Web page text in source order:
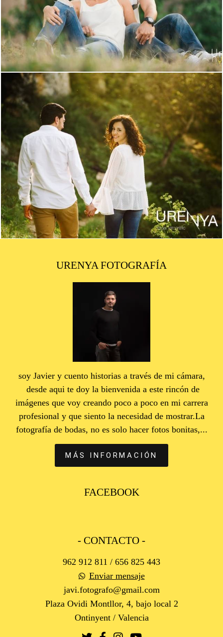
0
2264
URENYA FOTOGRAFÍA
soy Javier y cuento historias a través de mi cámara,
desde aqui te doy la bienvenida a este rincón de
imágenes que voy creando poco a poco en mi carrera
profesional y que siento la necesidad de mostrar.La
fotografía de bodas, no es solo hacer fotos bonitas,...
MÁS INFORMACIÓN
FACEBOOK
- CONTACTO -
962 912 811 / 656 825 443
Enviar mensaje
javi.fotografo@gmail.com
Plaza Ovidi Montllor, 4, bajo local 2
Ontinyent / Valencia